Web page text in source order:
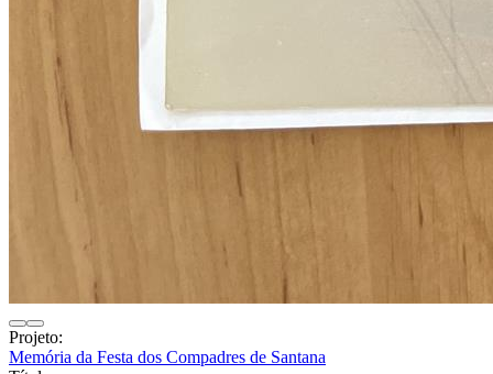
Projeto:
Memória da Festa dos Compadres de Santana